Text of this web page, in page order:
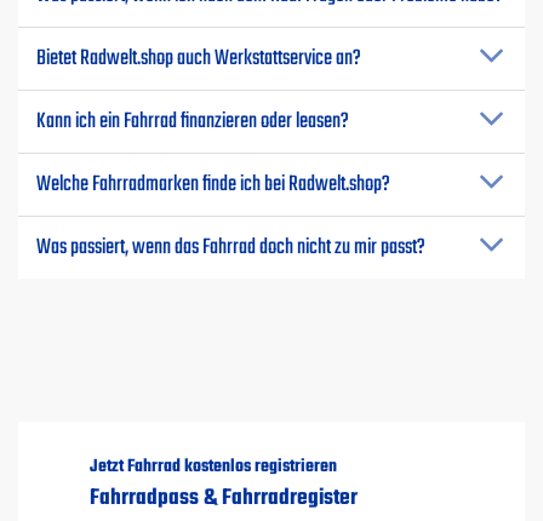
Bietet Radwelt.shop auch Werkstattservice an?
Kann ich ein Fahrrad finanzieren oder leasen?
Welche Fahrradmarken finde ich bei Radwelt.shop?
Was passiert, wenn das Fahrrad doch nicht zu mir passt?
Jetzt Fahrrad kostenlos registrieren
Fahrradpass & Fahrradregister